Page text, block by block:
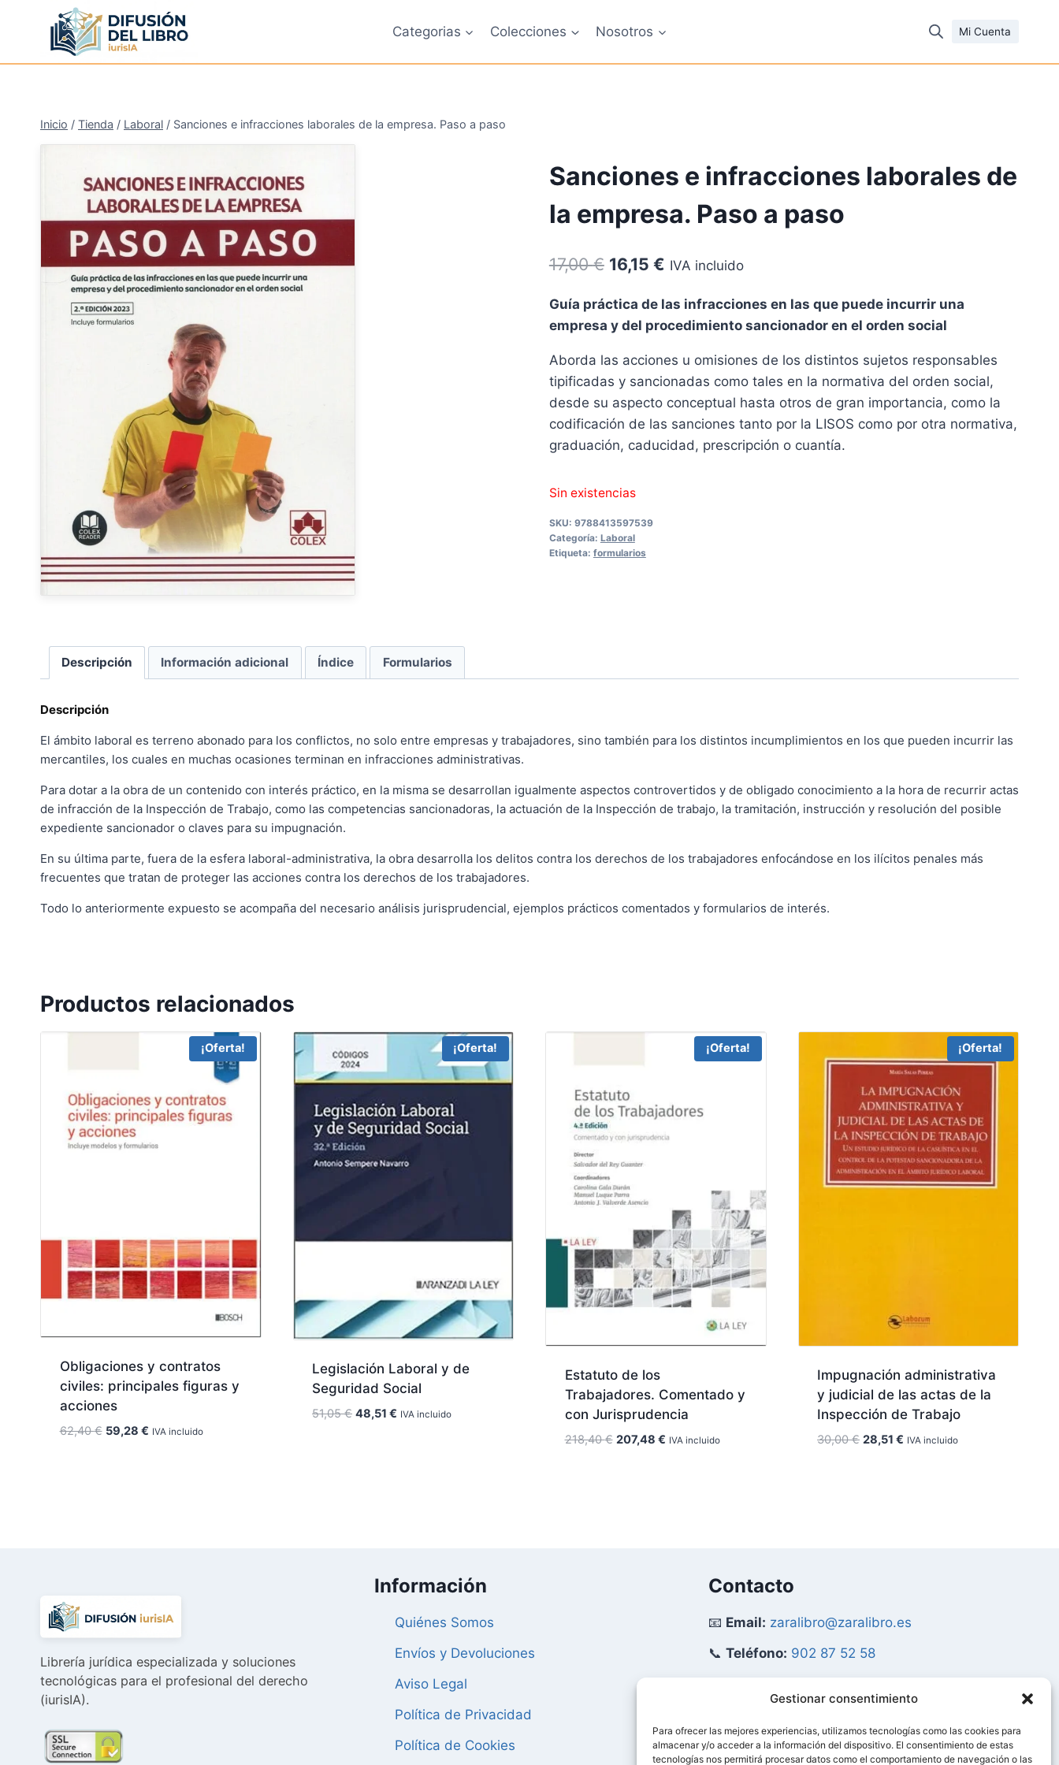
Gestionar consentimiento
Para ofrecer las mejores experiencias, utilizamos tecnologías como las cookies para
almacenar y/o acceder a la información del dispositivo. El consentimiento de estas
tecnologías nos permitirá procesar datos como el comportamiento de navegación o las
contenido
Categorias Colecciones Nosotros Mi Cuenta
Inicio / Tienda / Laboral / Sanciones e infracciones laborales de la empresa. Paso a paso
Sanciones e infracciones laborales de
la empresa. Paso a paso
17,00€ El
original
17,00 €.
16,15 €El
actual
16,15 €.
IVA incluido
Guía práctica de las infracciones en las que puede incurrir una
empresa y del procedimiento sancionador en el orden social
Aborda las acciones u omisiones de los distintos sujetos responsables
tipificadas y sancionadas como tales en la normativa del orden social,
desde su aspecto conceptual hasta otros de gran importancia, como la
codificación de las sanciones tanto por la LISOS como por otra normativa,
graduación, caducidad, prescripción o cuantía.
Sin existencias
SKU: 9788413597539
Categoría: Laboral
Etiqueta: formularios
Descripción Información adicional Índice Formularios
Descripción
El ámbito laboral es terreno abonado para los conflictos, no solo entre empresas y trabajadores, sino también para los distintos incumplimientos en los que pueden incurrir las
mercantiles, los cuales en muchas ocasiones terminan en infracciones administrativas.
Para dotar a la obra de un contenido con interés práctico, en la misma se desarrollan igualmente aspectos controvertidos y de obligado conocimiento a la hora de recurrir actas
de infracción de la Inspección de Trabajo, como las competencias sancionadoras, la actuación de la Inspección de trabajo, la tramitación, instrucción y resolución del posible
expediente sancionador o claves para su impugnación.
En su última parte, fuera de la esfera laboral-administrativa, la obra desarrolla los delitos contra los derechos de los trabajadores enfocándose en los ilícitos penales más
frecuentes que tratan de proteger las acciones contra los derechos de los trabajadores.
Todo lo anteriormente expuesto se acompaña del necesario análisis jurisprudencial, ejemplos prácticos comentados y formularios de interés.
Productos relacionados
¡Oferta!
Obligaciones y contratos
civiles: principales figuras y
acciones
62,40€ El
59,28 €ElIVA incluido
¡Oferta!
Legislación Laboral y de
Seguridad Social
51,05€ El
48,51 € El
IVA incluido
¡Oferta!
Estatuto de los
Trabajadores. Comentado y
con Jurisprudencia
218,40€ El
207,48 €ElIVA incluido
¡Oferta!
Impugnación administrativa
y judicial de las actas de la
Inspección de Trabajo
30,00€ El
28,51 € El
IVA incluido
Librería jurídica especializada y soluciones
tecnológicas para el profesional del derecho
(iurisIA).
Información
Quiénes Somos
Envíos y Devoluciones
Aviso Legal
Política de Privacidad
Política de Cookies
Contacto
📧 Email: zaralibro@zaralibro.es
📞 Teléfono: 902 87 52 58
Mi Cuenta
👤Acceder / Mi Cuenta